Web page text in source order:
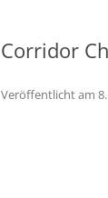
Corridor
Veröffentlicht am